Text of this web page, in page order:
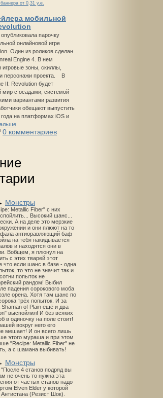
от 0,31 у.е.
мобильной
парочку
онлайновой игре
Один из роликов сделан
Engine 4. В нем
игровые зоны, скиллы,
персонажи проекта. В
II: Revolution будет
мир с осадами, системой
вариантами развития
обещают выпустить
года на платформах iOS и
0 комментариев
Монстры
Metallic Fiber" с них
Высокий шанс...
А на деле это мерзкие
и они плюют на то
антиоравляющий баф
на тебя накидывается
и находятся они в
Вобщем, я плюнул на
с этих тварей этот
что если шанс в базе - одна
то это не значит так и
попыток не
рандом! Выбил
падения сорокового моба
орена. Хотя там шанс по
трёх попыток. И за
of Plain ещё и два
выспойлил! И без всяких
в одиночку на поле стоит!
вокруг него его
мешает! И он всего лишь
этого мураша и при этом
"Recipe: Metallic Fiber" не
а с шамана выбивать!
Монстры
4 станов подряд вы
не очень то нужна эта
от частых станов надо
Elven Elder у которой
(Резист Шок).